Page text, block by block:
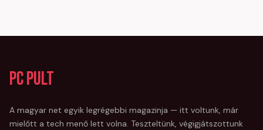
PC Pult
A magyar net egyik legrégebbi magazinja — itt voltunk, már
mielőtt a tech menő lett volna. Teszteltünk, végigjátszottunk